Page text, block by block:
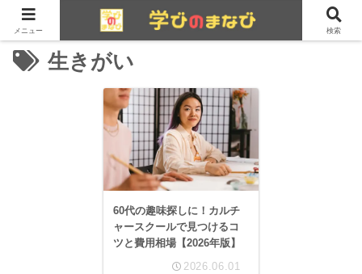
生きがい
60代の趣味探しに！カルチ
ャースクールで見つけるコ
ツと費用相場【2026年版】
2026.06.01
メニュー 検索